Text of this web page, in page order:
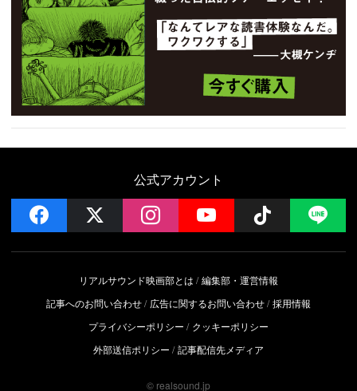
公式アカウント
facebook instagramYouTube Follow
リアルサウンド映画部とは
編集部・運営情報
記事へのお問い合わせ
広告に関するお問い合わせ 採用情報
プライバシーポリシー
クッキーポリシー
外部送信ポリシー
記事配信先メディア
© realsound.jp